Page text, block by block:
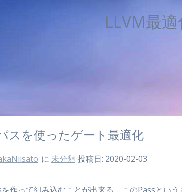
LLVM最
スを使ったゲート最適化
に 未分類 投稿日: 2020-02-03